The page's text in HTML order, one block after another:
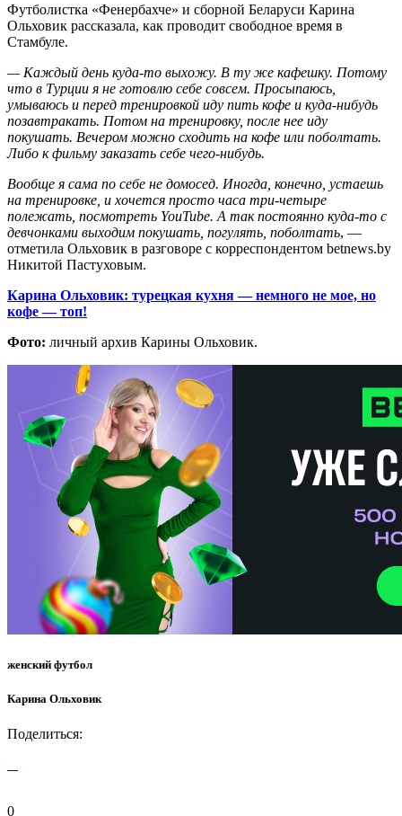
Футболистка «Фенербахче» и сборной Беларуси Карина
Ольховик рассказала, как проводит свободное время в
Стамбуле.
— Каждый день куда-то выхожу. В ту же кафешку. Потому
что в Турции я не готовлю себе совсем. Просыпаюсь,
умываюсь и перед тренировкой иду пить кофе и куда-нибудь
позавтракать. Потом на тренировку, после нее иду
покушать. Вечером можно сходить на кофе или поболтать.
Либо к фильму заказать себе чего-нибудь.
Вообще я сама по себе не домосед. Иногда, конечно, устаешь
на тренировке, и хочется просто часа три-четыре
полежать, посмотреть YouTube. А так постоянно куда-то с
девчонками выходим покушать, погулять, поболтать, —
отметила Ольховик в разговоре с корреспондентом betnews.by
Никитой Пастуховым.
Карина Ольховик: турецкая кухня — немного не мое, но
кофе — топ!
Фото: личный архив Карины Ольховик.
женский футбол
Карина Ольховик
Поделиться:
0